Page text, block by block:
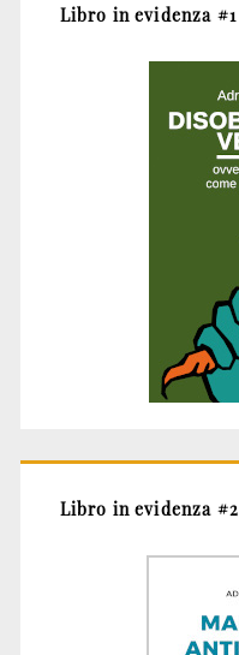
Libro in evidenza #1
Libro in evidenza #2